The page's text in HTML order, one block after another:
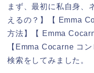
まず、最初に私自身、
えるの？】【 Emma
方法】【 Emma
【Emma Cocarne コ
検索をしてみました。